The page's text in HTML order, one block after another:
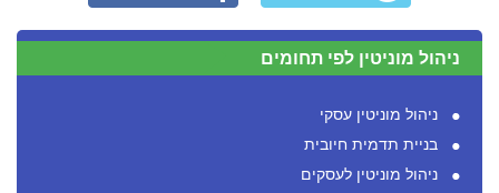
ניהול מוניטין לפי תחומים
ניהול מוניטין עסקי
בניית תדמית חיובית
ניהול מוניטין לעסקים